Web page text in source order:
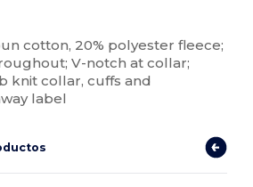
cotton, 20% polyester fleece;
V-notch at collar;
knit collar, cuffs and
label